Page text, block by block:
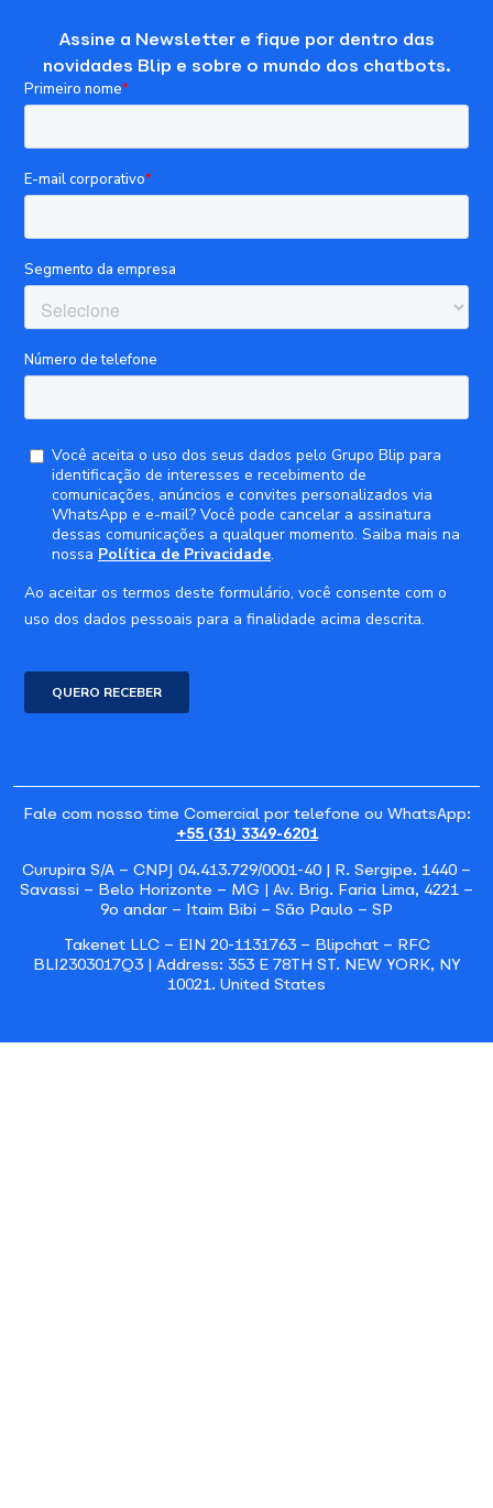
Assine a Newsletter e fique por dentro das
novidades Blip e sobre o mundo dos chatbots.
Fale com nosso time Comercial por telefone ou WhatsApp:
+55 (31) 3349-6201
Curupira S/A – CNPJ 04.413.729/0001-40 | R. Sergipe. 1440 –
Savassi – Belo Horizonte – MG | Av. Brig. Faria Lima, 4221 –
9o andar – Itaim Bibi – São Paulo – SP
Takenet LLC – EIN 20-1131763 – Blipchat – RFC
BLI2303017Q3 | Address: 353 E 78TH ST. NEW YORK, NY
10021. United States